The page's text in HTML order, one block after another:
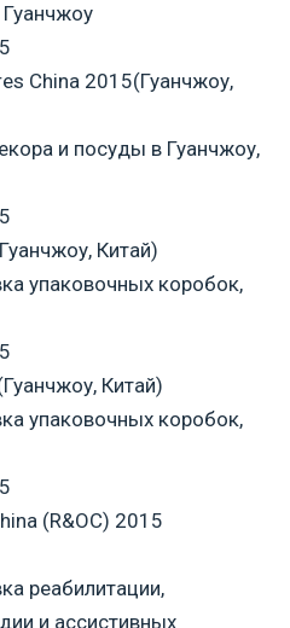
China 2015(Гуанчжоу,
и посуды в Гуанчжоу,
Китай)
упаковочных коробок,
Китай)
упаковочных коробок,
(R&OC) 2015
реабилитации,
и ассистивных